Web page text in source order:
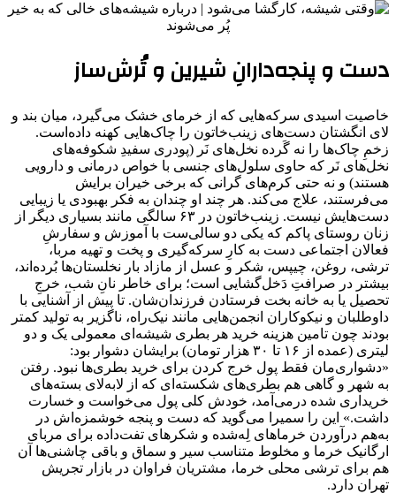
دست و پنجه‌دارانِ شیرین و تُرش‌ساز
خاصیت اسیدی سرکه‌هایی که از خرمای خشک می‌گیرد، میان بند و
لای انگشتان دست‌های زینب‌خاتون را چاک‌هایی کهنه داده‌است.
زخمِ چاک‌ها را نه گَرده نخل‌های نَر (پودری سفیدِ شکوفه‌های
نخل‌های نَر که حاوی سلول‌های جنسی با خواص درمانی و دارویی
هستند) و نه حتی کرم‌های گرانی که برخی خیران برایش
می‌فرستند، علاج می‌کند. هر چند او چندان به فکر بهبودی یا زیبایی
دست‌هایش نیست. زینب‌خاتون در ۶۳ سالگی مانند بسیاری دیگر از
زنان روستای پاکم که یکی دو سالی‌ست با آموزش و سفارشِ
فعالان اجتماعی دست به کارِ سرکه‌گیری و پخت و تهیه مربا،
ترشی، روغن، چیپس، شکر و عسل از مازاد بار نخلستان‌ها بُرده‌اند،
بیشتر در صرافتِ دَخل‌گشایی است؛ برای خاطر نانِ شب، خرجِ
تحصیل یا به خانه بخت فرستادن فرزندان‌شان. تا پیش از آشنایی با
داوطلبان و نیکوکاران انجمن‌هایی مانند نیک‌راه، ناگزیر به تولید کمتر
بودند چون تامین هزینه خرید هر بطری شیشه‌ای معمولی یک و دو
لیتری (عمده از ۱۶ تا ۳۰ هزار تومان) برایشان دشوار بود:
«دشواری‌مان فقط پول خرج کردن برای خرید بطری‌ها نبود. رفتن
به شهر و گاهی هم بطری‌های شکسته‌ای که از لابه‌لای بسته‌های
خریداری شده درمی‌آمد، خودش کلی پول می‌خواست و خسارت
داشت.» این را سمیرا می‌گوید که دست و پنجه‌ خوشمزه‌اش در
به‌هم درآوردن خرماهای لِه‌شده و شکرهای تفت‌داده برای مربای
ارگانیک خرما و مخلوط متناسب سیر و سماق و باقی چاشنی‌ها آن
هم برای ترشی محلی خرما، مشتریان فراوان در بازار تجریش
تهران دارد.